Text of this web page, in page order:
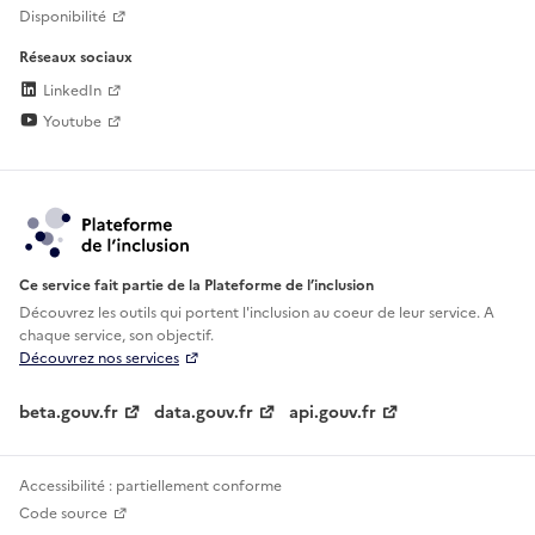
Disponibilité
Réseaux sociaux
LinkedIn
Youtube
Ce service fait partie de la Plateforme de l’inclusion
Découvrez les outils qui portent l'inclusion aucoeur de leur service. A
chaque service, son objectif.
Découvrez nos services
beta.gouv.fr data.gouv.fr api.gouv.fr
Accessibilité : partiellement conforme
Code source